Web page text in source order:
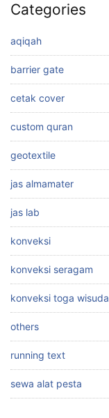
Categories
aqiqah
barrier gate
cetak cover
custom quran
geotextile
jas almamater
jas lab
konveksi
konveksi seragam
konveksi toga wisuda
others
running text
sewa alat pesta